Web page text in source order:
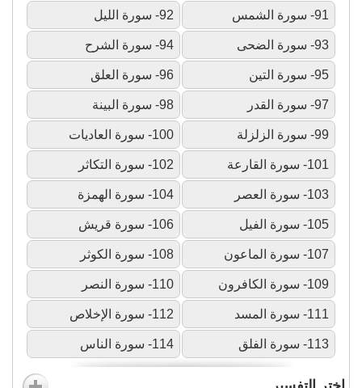
91- سورة الشمس 92- سورة الليل
93- سورة الضحى 94- سورة الشرح
95- سورة التين 96- سورة العلق
97- سورة القدر 98- سورة البينة
99- سورة الزلزلة 100- سورة العاديات
101- سورة القارعة 102- سورة التكاثر
103- سورة العصر 104- سورة الهمزة
105- سورة الفيل 106- سورة قريش
107- سورة الماعون 108- سورة الكوثر
109- سورة الكافرون 110- سورة النصر
111- سورة المسد 112- سورة الإخلاص
113- سورة الفلق 114- سورة الناس